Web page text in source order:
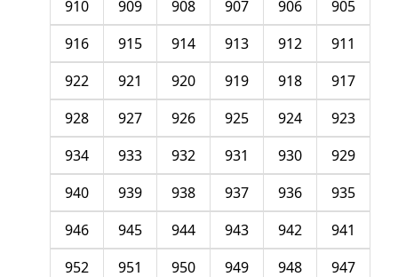
905
906
907
908
909
910
911
912
913
914
915
916
917
918
919
920
921
922
923
924
925
926
927
928
929
930
931
932
933
934
935
936
937
938
939
940
941
942
943
944
945
946
947
948
949
950
951
952